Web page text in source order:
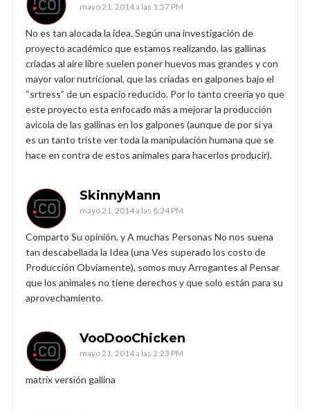
mayo 21, 2014 a las 1:57 PM
No es tan alocada la idea. Según una investigación de
proyecto académico que estamos realizando, las gallinas
criadas al aire libre suelen poner huevos mas grandes y con
mayor valor nutricional, que las criadas en galpones bajo el
“srtress” de un espacio reducido. Por lo tanto creería yo que
este proyecto esta enfocado más a mejorar la producción
avicola de las gallinas en los galpones (aunque de por si ya
es un tanto triste ver toda la manipulación humana que se
hace en contra de estos animales para hacerlos producir).
SkinnyMann
mayo 21, 2014 a las 8:34 PM
Comparto Su opinión, y A muchas Personas No nos suena
tan descabellada la Idea (una Ves superado los costo de
Producción Obviamente), somos muy Arrogantes al Pensar
que los animales no tiene derechos y que solo están para su
aprovechamiento.
VooDooChicken
mayo 21, 2014 a las 2:23 PM
matrix versión gallina